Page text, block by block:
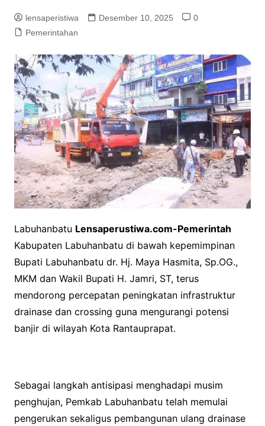
lensaperistiwa Desember 10, 2025
0
Pemerintahan
Labuhanbatu Lensaperustiwa.com-Pemerintah
Kabupaten Labuhanbatu di bawah kepemimpinan
Bupati Labuhanbatu dr. Hj. Maya Hasmita, Sp.OG.,
MKM dan Wakil Bupati H. Jamri, ST, terus
mendorong percepatan peningkatan infrastruktur
drainase dan crossing guna mengurangi potensi
banjir di wilayah Kota Rantauprapat.
Sebagai langkah antisipasi menghadapi musim
penghujan, Pemkab Labuhanbatu telah memulai
pengerukan sekaligus pembangunan ulang drainase